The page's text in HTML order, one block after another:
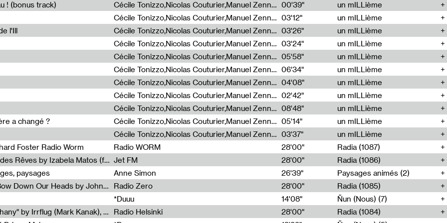
! (bonus track) Cécile Tonizzo,Nicolas Couturier,Manuel Zenner,Aquila Lescene,Curtis Coco,Cyril Magnier 00'39"
un mILLième
Cécile Tonizzo,Nicolas Couturier,Manuel Zenner,Aquila Lescene,Curtis Coco,Cyril Magnier 03'12"
un mILLième
l'Ill
Cécile Tonizzo,Nicolas Couturier,Manuel Zenner,Aquila Lescene,Curtis Coco,Cyril Magnier 03'26"
un mILLième
Cécile Tonizzo,Nicolas Couturier,Manuel Zenner,Aquila Lescene,Curtis Coco,Cyril Magnier 03'24"
un mILLième
Cécile Tonizzo,Nicolas Couturier,Manuel Zenner,Aquila Lescene,Curtis Coco,Cyril Magnier 05'58"
un mILLième
Cécile Tonizzo,Nicolas Couturier,Manuel Zenner,Aquila Lescene,Curtis Coco,Cyril Magnier 06'34"
un mILLième
Cécile Tonizzo,Nicolas Couturier,Manuel Zenner,Aquila Lescene,Curtis Coco,Cyril Magnier 04'08"
un mILLième
Cécile Tonizzo,Nicolas Couturier,Manuel Zenner,Aquila Lescene,Curtis Coco,Cyril Magnier 02'42"
un mILLième
Cécile Tonizzo,Nicolas Couturier,Manuel Zenner,Aquila Lescene,Curtis Coco,Cyril Magnier 08'48"
un mILLième
a changé ?
Cécile Tonizzo,Nicolas Couturier,Manuel Zenner,Aquila Lescene,Curtis Coco,Cyril Magnier 05'14"
un mILLième
Cécile Tonizzo,Nicolas Couturier,Manuel Zenner,Aquila Lescene,Curtis Coco,Cyril Magnier 03'37"
un mILLième
Foster Radio Worm
Radio WORM 28'00"
Radia (1087)
Radia Show #1086 : La Couleur des Rêves by Izabela Matos (for Jet FM) Jet FM 28'00"
Radia (1086)
paysages
Anne Simon 26'39"
Paysages animés (2)
Radia Show #1085 : When We Bow Down Our Heads by John Roach (Radia edit, Rádio Zero)
Radio Zero 28'00"
Radia (1085)
*Duuu
14'08"
Ñun (Nous) (7)
Radia Show #1084 : "Silver Epiphany" by Irrflug (Mark Kanak), featuring Jarboe and Blixa Bargeld (for Radio Helsinki)
Radio Helsinki 28'00"
Radia (1084)